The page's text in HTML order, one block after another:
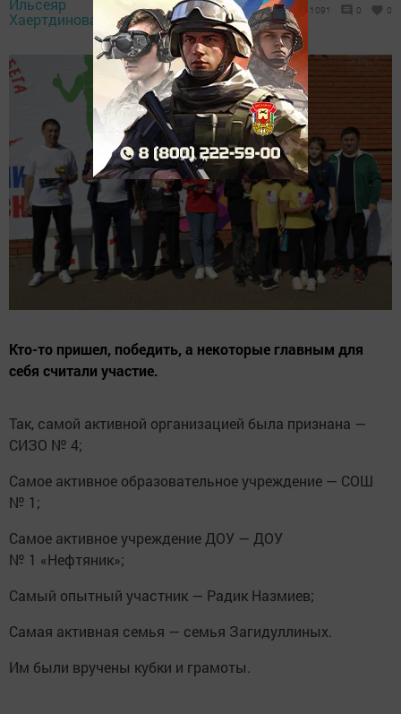
Ильсеяр
Хаертдинова,
16 сентября 2023
- 12:33
1091 0 0
Кто-то пришел, победить, а некоторые главным для
себя считали участие.
Так, самой активной организацией была признана —
СИЗО № 4;
Самое активное образовательное учреждение — СОШ
№ 1;
Самое активное учреждение ДОУ — ДОУ
№ 1 «Нефтяник»;
Самый опытный участник — Радик Назмиев;
Самая активная семья — семья Загидуллиных.
Им были вручены кубки и грамоты.